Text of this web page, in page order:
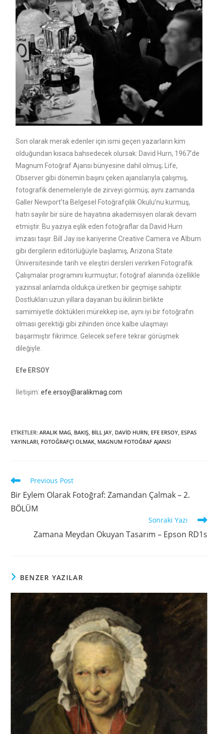
Son olarak merak edenler için ismi geçen yazarların kim
olduğundan kısaca bahsedecek olursak: David Hurn, 1967’de
Magnum Fotoğraf Ajansı bünyesine dahil olmuş; Life,
Observer gibi dönemin başını çeken ajanslarıyla çalışmış,
fotografik denemeleriyle de zirveyi görmüş; aynı zamanda
Galler Newport’ta Belgesel Fotoğrafçılık Okulu’nu kurmuş,
hatrı sayılır bir süre de hayatına akademisyen olarak devam
etmiştir. Bu yazıya eşlik eden fotoğraflar da David Hurn
imzası taşır. Bill Jay ise kariyerine Creative Camera ve Album
gibi dergilerin editörlüğüyle başlamış, Arizona State
Üniversitesinde tarih ve eleştiri dersleri verirken Fotografik
Çalışmalar programını kurmuştur; fotoğraf alanında özellikle
yazınsal anlamda oldukça üretken bir geçmişe sahiptir.
Dostlukları uzun yıllara dayanan bu ikilinin birlikte
samimiyetle döktükleri mürekkep ise, aynı iyi bir fotoğrafın
olması gerektiği gibi zihinden önce kalbe ulaşmayı
başarmıştır fikrimce. Gelecek sefere tekrar görüşmek
dileğiyle.
Efe ERSOY
İletişim:efe.ersoy@aralikmag.com
ETIKETLER:ARALIK MAG, BAKIŞ, BİLL JAY, DAVİD HURN, EFE ERSOY, ESPAS
YAYINLARI, FOTOĞRAFÇI OLMAK, MAGNUM FOTOĞRAF AJANSI
Previous Post
Bir Eylem Olarak Fotoğraf: Zamandan Çalmak – 2.
BÖLÜM
Sonraki Yazı
Zamana Meydan Okuyan Tasarım – Epson RD1s
BENZER YAZILAR